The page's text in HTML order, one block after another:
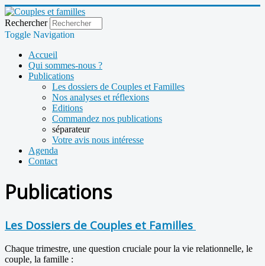
Rechercher
Toggle Navigation
Accueil
Qui sommes-nous ?
Publications
Les dossiers de Couples et Familles
Nos analyses et réflexions
Editions
Commandez nos publications
séparateur
Votre avis nous intéresse
Agenda
Contact
Publications
Les Dossiers de Couples et Familles
Chaque trimestre, une question cruciale pour la vie relationnelle, le
couple, la famille :